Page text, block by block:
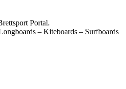
Portal.
– Kiteboards – Surfboards